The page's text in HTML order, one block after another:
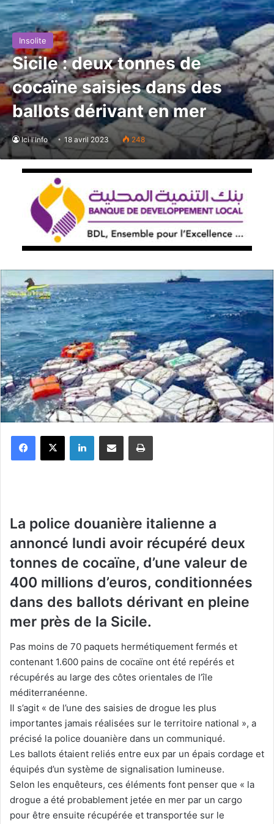
Insolite
Sicile : deux tonnes de
cocaïne saisies dans des
ballots dérivant en mer
Ici l'Info 18 avril 2023 248
La police douanière italienne a
annoncé lundi avoir récupéré deux
tonnes de cocaïne, d’une valeur de
400 millions d’euros, conditionnées
dans des ballots dérivant en pleine
mer près de la Sicile.
Pas moins de 70 paquets hermétiquement fermés et
contenant 1.600 pains de cocaïne ont été repérés et
récupérés au large des côtes orientales de l’île
méditerranéenne.
Il s’agit « de l’une des saisies de drogue les plus
importantes jamais réalisées sur le territoire national », a
précisé la police douanière dans un communiqué.
Les ballots étaient reliés entre eux par un épais cordage et
équipés d’un système de signalisation lumineuse.
Selon les enquêteurs, ces éléments font penser que « la
drogue a été probablement jetée en mer par un cargo
pour être ensuite récupérée et transportée sur le